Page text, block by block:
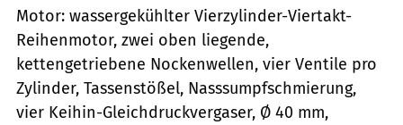
Motor: wassergekühlter Vierzylinder-Viertakt-
Reihenmotor, zwei oben liegende,
kettengetriebene Nockenwellen, vier Ventile pro
Zylinder, Tassenstößel, Nasssumpfschmierung,
vier Keihin-Gleichdruckvergaser, Ø 40 mm,